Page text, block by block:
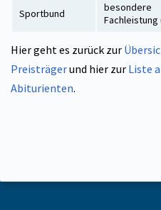
Sportbund
besondere
Fachleistung
Hier geht es zurück zur
Preisträgerund hier zur Liste
Abiturienten.